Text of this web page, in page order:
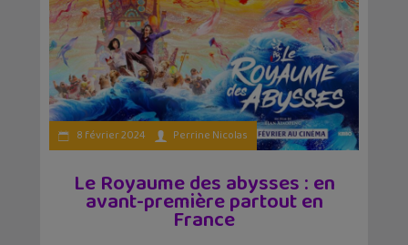
8 février 2024 Perrine Nicolas
Le Royaume des abysses : en
avant-première partout en
France